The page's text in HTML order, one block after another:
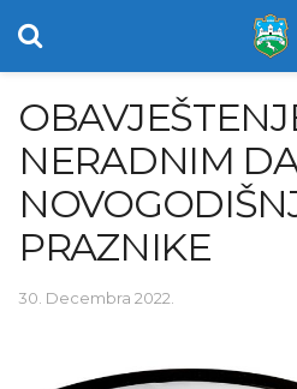
NERADNIM
PRAZNIKE
30. Decembra 2022.